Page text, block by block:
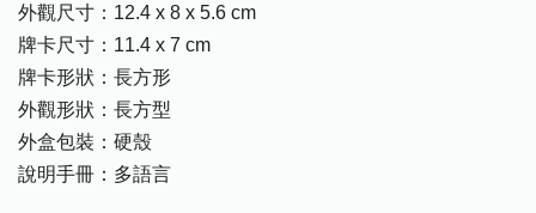
外觀尺寸：12.4 x 8 x 5.6 cm
牌卡尺寸：11.4 x 7 cm
牌卡形狀：長方形
外觀形狀：長方型
外盒包裝：硬殼
說明手冊：多語言